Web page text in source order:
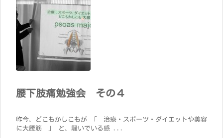
腰下肢痛勉強会 その４
昨今、どこもかしこもが 「 治療・スポーツ・ダイエットや美容
に大腰筋 」 と、騒いでいる感 ...